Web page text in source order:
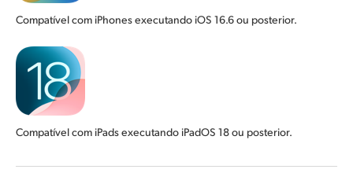
Compatível com iPhones executando iOS 16.6 ou posterior.
Compatível com iPads executando iPadOS 18 ou posterior.